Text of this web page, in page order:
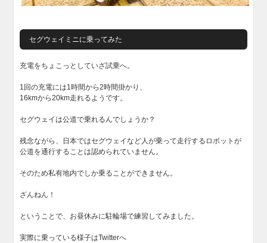
セグウェイミニに乗ってみた
充電をちょこっとしていざ試乗へ。
1回の充電には1時間から2時間掛かり、
16kmから20km走れるようです。
セグウェイは公道で乗れるんでしょうか？
残念ながら、日本ではセグウェイなど人が乗って走行するロボットが
公道を通行することは認められていません。
そのため私有地内でしか乗ることができません。
ざんねん！
ということで、お昼休みに駐輪場で練習してみました。
実際に乗っている様子はTwitterへ